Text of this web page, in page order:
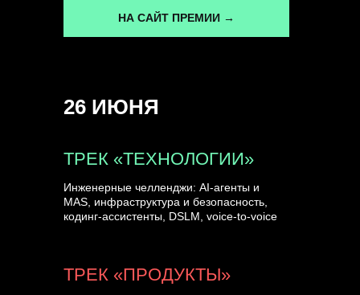
26 ИЮНЯ
ТРЕК «ПРОДУКТЫ»
Инженерные челленджи: AI-агенты и
MAS, инфраструктура и безопасность,
кодинг-ассистенты, DSLM, voice-to-voice
ТРЕК «ТЕХНОЛОГИИ»
НА САЙТ ПРЕМИИ →